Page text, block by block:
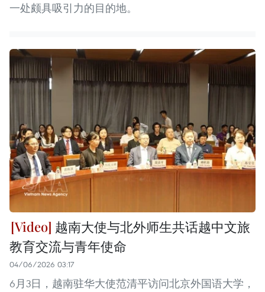
一处颇具吸引力的目的地。
越南大使与北外师生共话越中文旅
教育交流与青年使命
04/06/2026 03:17
6月3日，越南驻华大使范清平访问北京外国语大学，